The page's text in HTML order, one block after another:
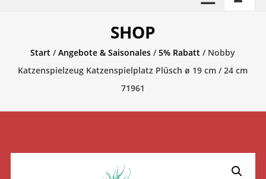
SHOP
Start /Angebote & Saisonales /5% Rabatt / Nobby
Katzenspielzeug Katzenspielplatz Plüsch ø 19 cm / 24 cm
71961